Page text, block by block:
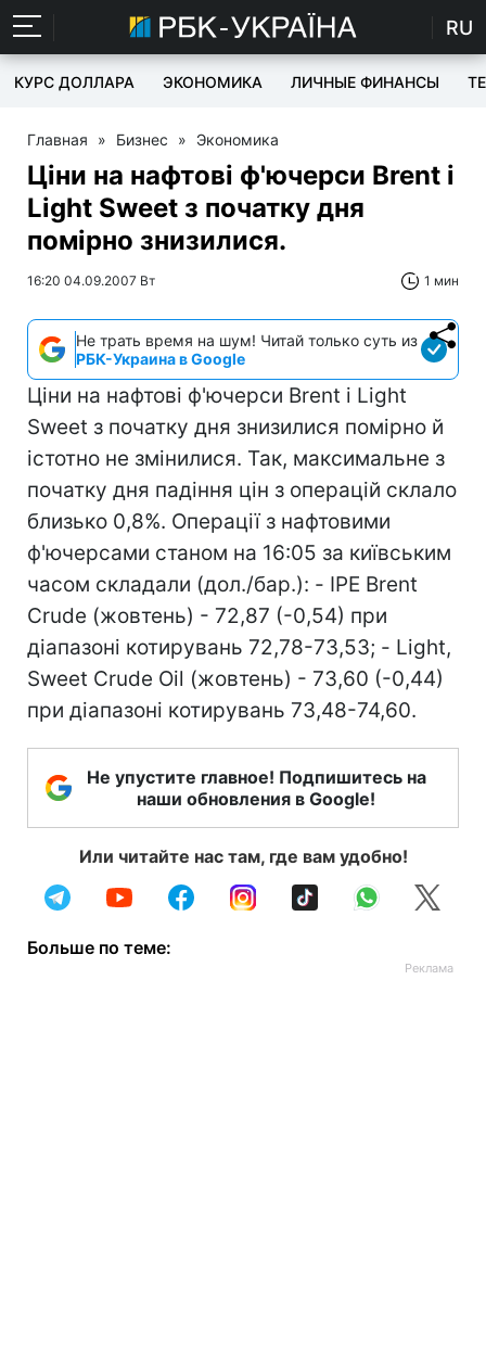
RU
КУРС ДОЛЛАРА ЭКОНОМИКА ЛИЧНЫЕ ФИНАНСЫ
Главная » Бизнес » Экономика
Ціни на нафтові ф'ючерси Brent і
Light Sweet з початку дня
помірно знизилися.
16:20 04.09.2007 Вт 1 мин
Не трать время на шум! Читай только суть из
РБК-Украина в Google
Ціни на нафтові ф'ючерси Brent і Light
Sweet з початку дня знизилися помірно й
істотно не змінилися. Так, максимальне з
початку дня падіння цін з операцій склало
близько 0,8%. Операції з нафтовими
ф'ючерсами станом на 16:05 за київським
часом складали (дол./бар.): - IPE Brent
Crude (жовтень) - 72,87 (-0,54) при
діапазоні котирувань 72,78-73,53; - Light,
Sweet Crude Oil (жовтень) - 73,60 (-0,44)
при діапазоні котирувань 73,48-74,60.
Не упустите главное! Подпишитесь на
наши обновления в Google!
Или читайте нас там, где вам удобно!
Больше по теме: